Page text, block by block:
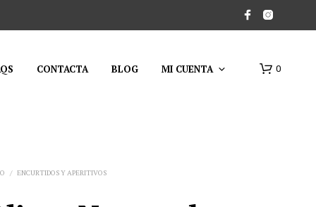
CONTACTA BLOG MI CUENTA 0
/ ENCURTIDOS Y APERITIVOS